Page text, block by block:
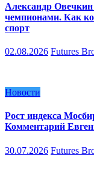
Александр
чемпионами. Как
спорт
02.08.2026 Futures
Новости
Рост индекса
Комментарий
30.07.2026 Futures